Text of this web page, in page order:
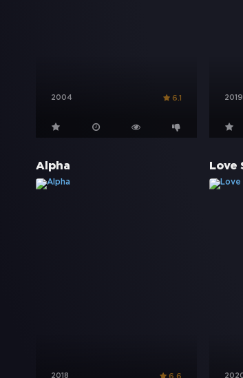
2004 6.1 2019
Alpha
2018